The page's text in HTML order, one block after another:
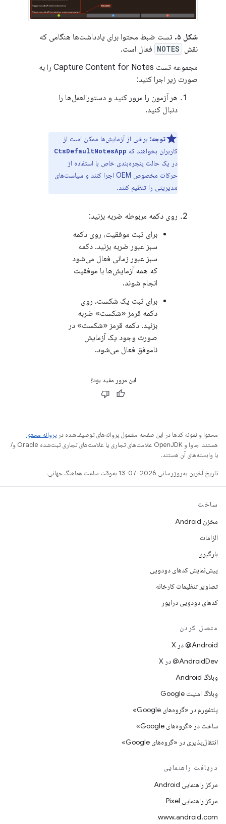
شکل ۵.
تست ضبط محتوا برای یادداشت‌ها هنگامی که
نقش NOTES فعال است.
مجموعه تست Capture Content for Notes را به
صورت زیر اجرا کنید:
هر آزمون را مرور کنید و دستورالعمل‌ها را
دنبال کنید.
توجه: برخی از آزمایش‌ها ممکن است از
کاربران بخواهند که CtsDefaultNotesApp
در یک حالت پنجره‌بندی خاص با استفاده از
حرکات مخصوص OEM اجرا کنند و سیاست‌های
مدیریتی را تنظیم کنند.
روی دکمه مربوطه ضربه بزنید:
برای ثبت موفقیت، روی دکمه
سبز عبور ضربه بزنید. دکمه
سبز عبور زمانی فعال می‌شود
که همه آزمایش‌ها با موفقیت
انجام شوند.
برای ثبت یک شکست، روی
دکمه قرمز «شکست» ضربه
بزنید. دکمه قرمز «شکست» در
صورت وجود یک آزمایش
ناموفق فعال می‌شود.
این مرور مفید بود؟
محتوا و نمونه کدها در این صفحه مشمول پروانه‌های توصیف‌شده در پروانه محتوا
هستند. جاوا و OpenJDK علامت‌های تجاری یا علامت‌های تجاری ثبت‌شده Oracle و/
یا وابسته‌های آن هستند.
تاریخ آخرین به‌روزرسانی 2026-07-13 به‌وقت ساعت هماهنگ جهانی.
ساخت
مخزن Android
الزامات
بارگیری
پیش‌نمایش کدهای دودویی
تصاویر تنظیمات کارخانه
کدهای دودویی درایور
متصل کردن
‫‎@Android در X
‫‎@AndroidDev در X
وبلاگ Android
وبلاگ امنیت Google
پلتفورم در «گروه‌های Google»
ساخت در «گروه‌های Google»
انتقال‌پذیری در «گروه‌های Google»
دریافت راهنمایی
مرکز راهنمایی Android
مرکز راهنمایی Pixel
www.android.com